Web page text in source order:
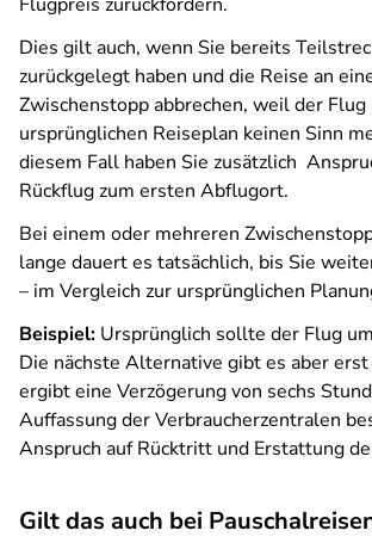
Dies gilt auch, wenn Sie bereits
zurückgelegt haben und die Reise an
Zwischenstopp abbrechen, weil der Flug
ursprünglichen Reiseplan keinen Sinn
diesem Fall haben Sie zusätzlich
Rückflug zum ersten Abflugort.
Bei einem oder mehreren
lange dauert es tatsächlich, bis Sie
– im Vergleich zur ursprünglichen
Beispiel: Ursprünglich sollte der Flug
Die nächste Alternative gibt es aber
ergibt eine Verzögerung von sechs
Auffassung der Verbraucherzentralen
Anspruch auf Rücktritt und Erstattung
Gilt das auch bei